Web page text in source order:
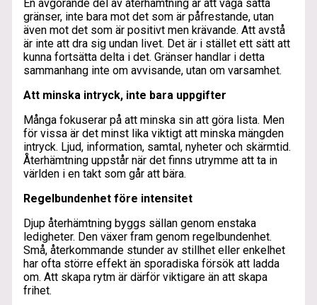
En avgörande del av återhämtning är att våga sätta
gränser, inte bara mot det som är påfrestande, utan
även mot det som är positivt men krävande. Att avstå
är inte att dra sig undan livet. Det är i stället ett sätt att
kunna fortsätta delta i det. Gränser handlar i detta
sammanhang inte om avvisande, utan om varsamhet.
Att minska intryck, inte bara uppgifter
Många fokuserar på att minska sin att göra lista. Men
för vissa är det minst lika viktigt att minska mängden
intryck. Ljud, information, samtal, nyheter och skärmtid.
Återhämtning uppstår när det finns utrymme att ta in
världen i en takt som går att bära.
Regelbundenhet före intensitet
Djup återhämtning byggs sällan genom enstaka
ledigheter. Den växer fram genom regelbundenhet.
Små, återkommande stunder av stillhet eller enkelhet
har ofta större effekt än sporadiska försök att ladda
om. Att skapa rytm är därför viktigare än att skapa
frihet.